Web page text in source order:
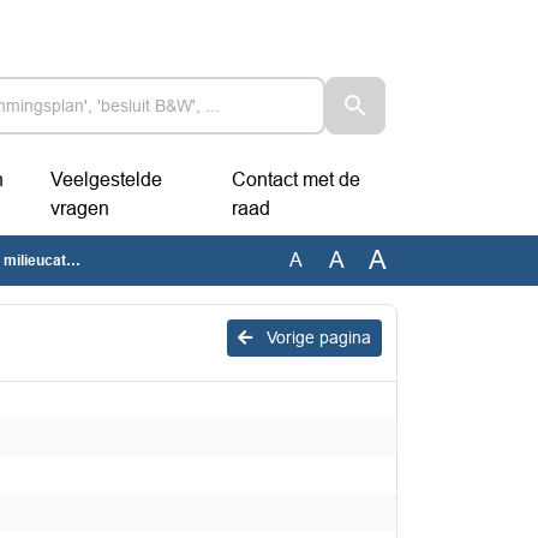
Veelgestelde
vragen
Contact met de
raad
A A A
Vorige pagina